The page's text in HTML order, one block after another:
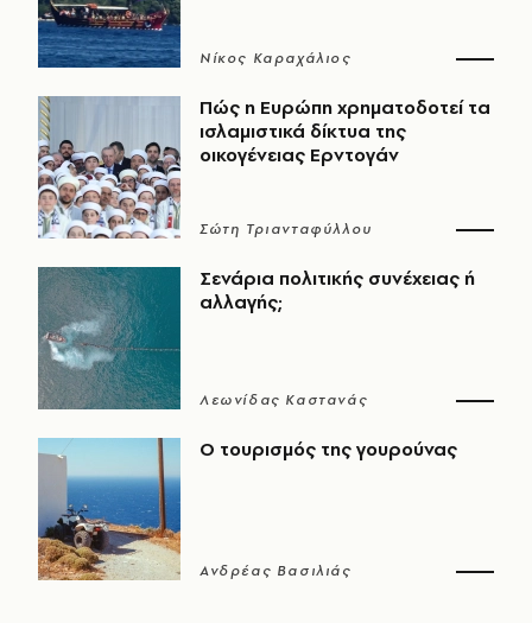
Νίκος Καραχάλιος
Πώς η Ευρώπη χρηματοδοτεί τα
ισλαμιστικά δίκτυα της
οικογένειας Ερντογάν
Σώτη Τριανταφύλλου
Σενάρια πολιτικής συνέχειας ή
αλλαγής;
Λεωνίδας Καστανάς
Ο τουρισμός της γουρούνας
Ανδρέας Βασιλιάς